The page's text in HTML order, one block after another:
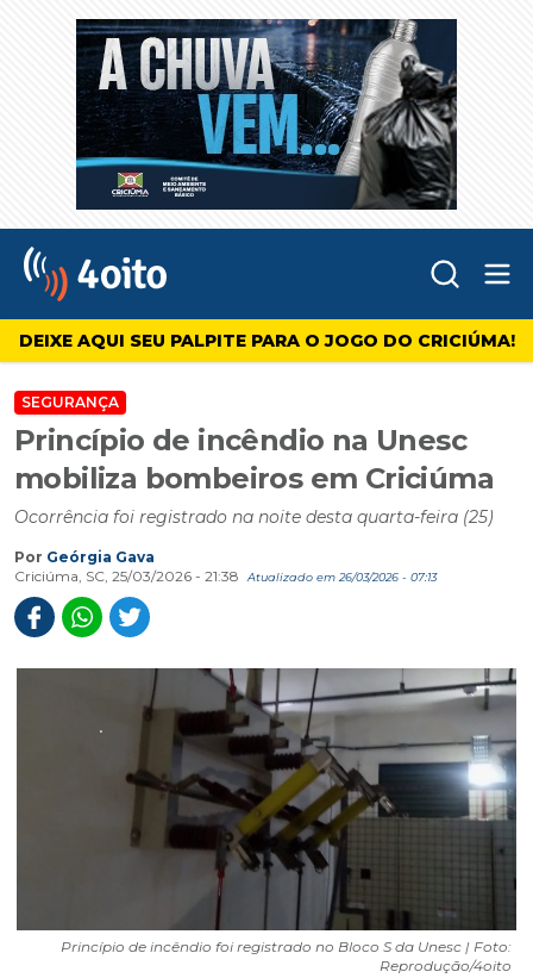
4oito
DEIXE AQUI SEU PALPITE PARA O JOGO DO CRICIÚMA!
SEGURANÇA
Princípio de incêndio na Unesc
mobiliza bombeiros em Criciúma
Ocorrência foi registrado na noite desta quarta-feira (25)
Por Geórgia Gava
Criciúma, SC, 25/03/2026 - 21:38
Atualizado em 26/03/2026 - 07:13
Princípio de incêndio foi registrado no Bloco S da Unesc | Foto:
Reprodução/4oito